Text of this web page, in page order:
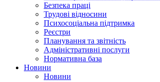
Безпека праці
Трудові відносини
Психосоціальна підтримка
Реєстри
Планування та звітність
Адміністративні послуги
Нормативна база
Новини
Новини